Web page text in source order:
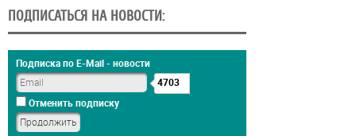
ПОДПИСАТЬСЯ НА НОВОСТИ:
Подписка по E-Mail - новости
4703
Отменить подписку